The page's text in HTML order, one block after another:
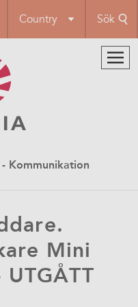
Country Sök
Kommunikation
Mini